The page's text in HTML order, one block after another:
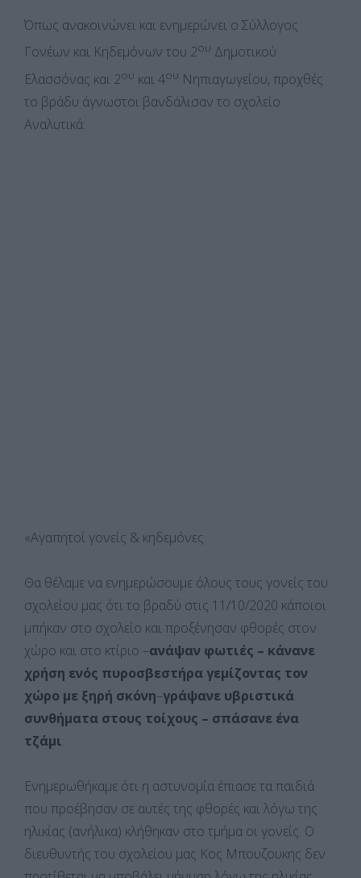
Όπως ανακοινώνει και ενημερώνει ο Σύλλογος
Γονέων και Κηδεμόνων του 2ου Δημοτικού
Ελασσόνας και 2ου και 4ου Νηπιαγωγείου, προχθές
το βράδυ άγνωστοι βανδάλισαν το σχολείο.
Αναλυτικά:
«Αγαπητοί γονείς & κηδεμόνες
Θα θέλαμε να ενημερώσουμε όλους τους γονείς του
σχολείου μας ότι το βραδύ στις 11/10/2020 κάποιοι
μπήκαν στο σχολείο και προξένησαν φθορές στον
χώρο και στο κτίριο –ανάψαν φωτιές – κάνανε
χρήση ενός πυροσβεστήρα γεμίζοντας τον
χώρο με ξηρή σκόνη–γράψανε υβριστικά
συνθήματα στους τοίχους – σπάσανε ένα
τζάμι.
Ενημερωθήκαμε ότι η αστυνομία έπιασε τα παιδιά
που προέβησαν σε αυτές της φθορές και λόγω της
ηλικίας (ανήλικα) κλήθηκαν στο τμήμα οι γονείς. Ο
διευθυντής του σχολείου μας Κος Μπουζουκης δεν